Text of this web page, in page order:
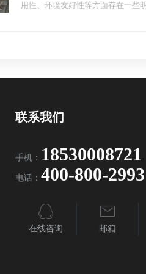
用性、环境友好性等方面存在一些
联系我们
手机： 18530008721
电话： 400-800-2993
在线咨询 邮箱